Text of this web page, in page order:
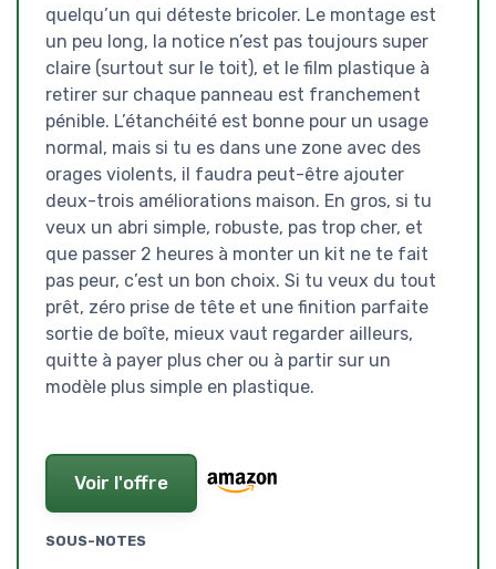
quelqu’un qui déteste bricoler. Le montage est
un peu long, la notice n’est pas toujours super
claire (surtout sur le toit), et le film plastique à
retirer sur chaque panneau est franchement
pénible. L’étanchéité est bonne pour un usage
normal, mais si tu es dans une zone avec des
orages violents, il faudra peut-être ajouter
deux-trois améliorations maison. En gros, si tu
veux un abri simple, robuste, pas trop cher, et
que passer 2 heures à monter un kit ne te fait
pas peur, c’est un bon choix. Si tu veux du tout
prêt, zéro prise de tête et une finition parfaite
sortie de boîte, mieux vaut regarder ailleurs,
quitte à payer plus cher ou à partir sur un
modèle plus simple en plastique.
Voir l'offre
SOUS-NOTES